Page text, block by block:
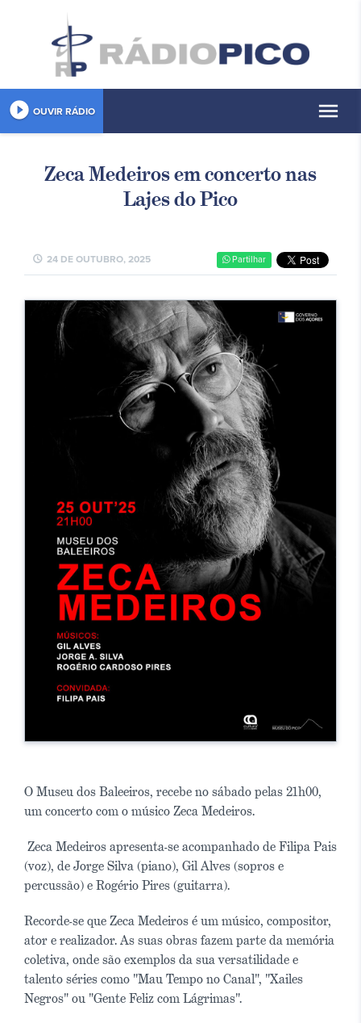
play_circle_filled OUVIR RÁDIO menu
Zeca Medeiros em concerto nas
Lajes do Pico
schedule 24 DE OUTUBRO, 2025 Partilhar
O Museu dos Baleeiros, recebe no sábado pelas 21h00,
um concerto com o músico Zeca Medeiros.
Zeca Medeiros apresenta-se acompanhado de Filipa Pais
(voz), de Jorge Silva (piano), Gil Alves (sopros e
percussão) e Rogério Pires (guitarra).
Recorde-se que Zeca Medeiros é um músico, compositor,
ator e realizador. As suas obras fazem parte da memória
coletiva, onde são exemplos da sua versatilidade e
talento séries como "Mau Tempo no Canal", "Xailes
Negros" ou "Gente Feliz com Lágrimas".